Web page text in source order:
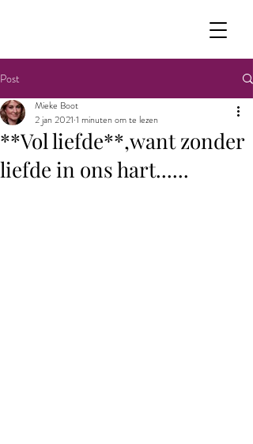
Post
**Vol liefde**,want zonder
liefde in ons hart......
Mieke Boot
2 jan 2021 1 minuten om te lezen